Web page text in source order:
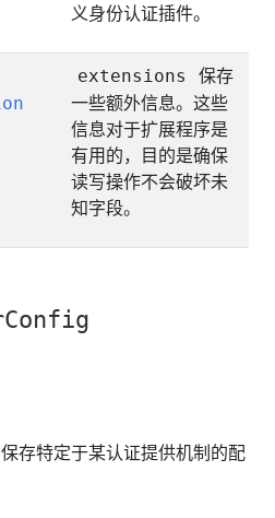
义身份认证插件。
extensions
保存
一些额外信息。这些
信息对于扩展程序是
有用的，目的是确保
读写操作不会破坏未
知字段。
存特定于某认证提供机制的配